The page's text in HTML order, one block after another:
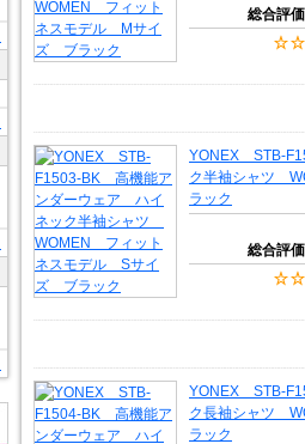
総合評価
YONEX STB-
ク半袖シャツ
ラック
総合評価
YONEX STB-
ク長袖シャツ
ラック